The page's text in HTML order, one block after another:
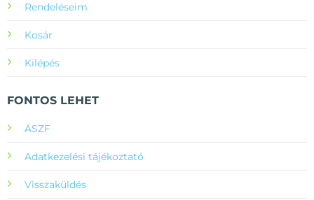
Rendeléseim
Kosár
Kilépés
FONTOS LEHET
ÁSZF
Adatkezelési tájékoztató
Visszaküldés